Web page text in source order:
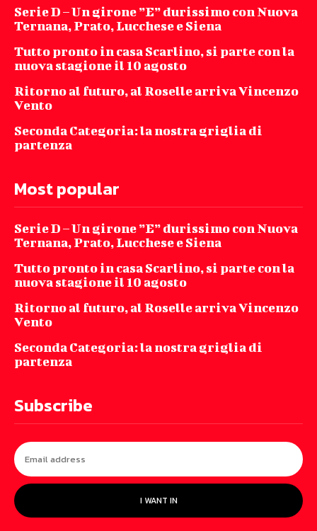
Serie D – Un girone ”E” durissimo con Nuova
Ternana, Prato, Lucchese e Siena
Tutto pronto in casa Scarlino, si parte con la
nuova stagione il 10 agosto
Ritorno al futuro, al Roselle arriva Vincenzo
Vento
Seconda Categoria: la nostra griglia di
partenza
Most popular
Serie D – Un girone ”E” durissimo con Nuova
Ternana, Prato, Lucchese e Siena
Tutto pronto in casa Scarlino, si parte con la
nuova stagione il 10 agosto
Ritorno al futuro, al Roselle arriva Vincenzo
Vento
Seconda Categoria: la nostra griglia di
partenza
Subscribe
I WANT IN